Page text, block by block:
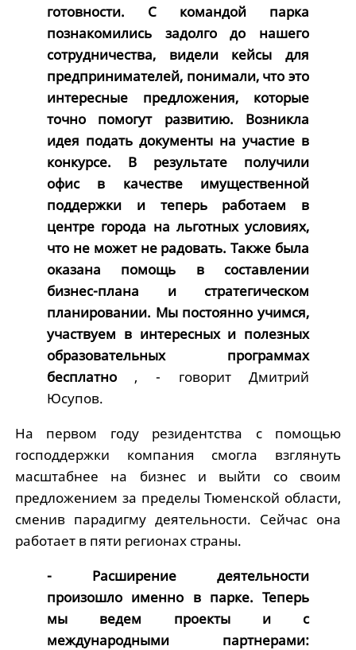
готовности. С командой парка
познакомились задолго до нашего
сотрудничества, видели кейсы для
предпринимателей, понимали, что это
интересные предложения, которые
точно помогут развитию. Возникла
идея подать документы на участие в
конкурсе. В результате получили
офис в качестве имущественной
поддержки и теперь работаем в
центре города на льготных условиях,
что не может не радовать. Также была
оказана помощь в составлении
бизнес-плана и стратегическом
планировании. Мы постоянно учимся,
участвуем в интересных и полезных
образовательных программах
бесплатно , - говорит Дмитрий
Юсупов.
На первом году резидентства с помощью
господдержки компания смогла взглянуть
масштабнее на бизнес и выйти со своим
предложением за пределы Тюменской области,
сменив парадигму деятельности. Сейчас она
работает в пяти регионах страны.
- Расширение деятельности
произошло именно в парке. Теперь
мы ведем проекты и с
международными партнерами: